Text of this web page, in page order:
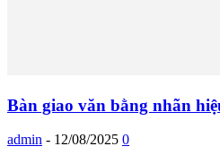
Bàn giao văn bằng nhãn
admin - 12/08/2025 0